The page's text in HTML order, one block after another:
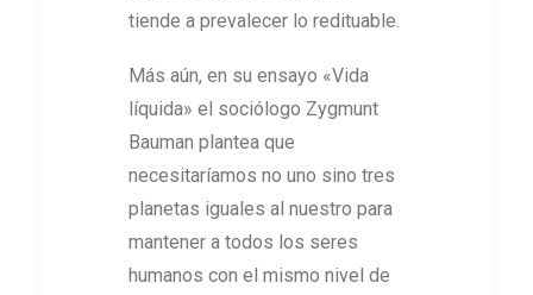
tiende a prevalecer lo redituable.
Más aún, en su ensayo «Vida
líquida» el sociólogo Zygmunt
Bauman plantea que
necesitaríamos no uno sino tres
planetas iguales al nuestro para
mantener a todos los seres
humanos con el mismo nivel de